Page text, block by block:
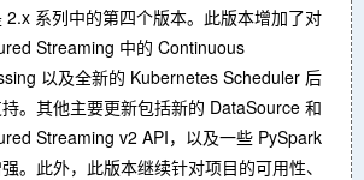
2.x 系列中的第四个版本。此版本增加了对
Streaming 中的 Continuous
以及全新的 Kubernetes Scheduler 后
。其他主要更新包括新的 DataSource 和
Streaming v2 API，以及一些 PySpark
。此外，此版本继续针对项目的可用性、